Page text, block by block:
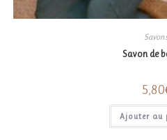
Savon de
5,80
Ajouter au